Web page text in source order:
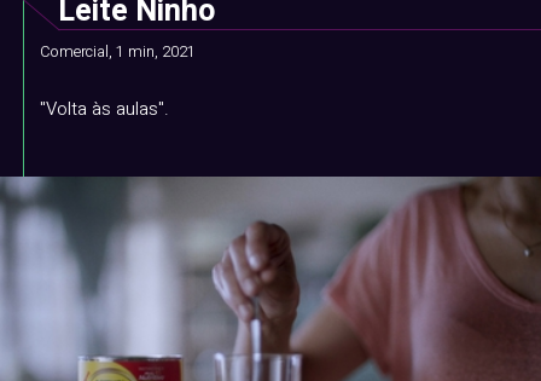
Leite Ninho
Comercial, 1 min, 2021
"Volta às aulas".